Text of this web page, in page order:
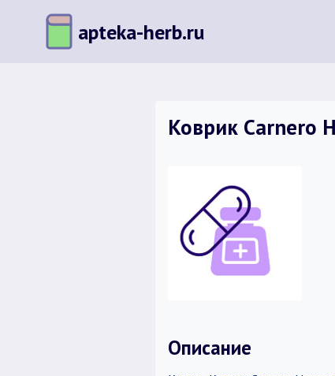
содержимому
apteka-herb.ru
Коврик Carnero
Описание